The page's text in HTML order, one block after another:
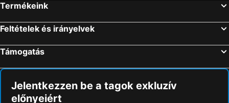
Termékeink
Feltételek és irányelvek
Támogatás
Jelentkezzen be a tagok exkluzív
előnyeiért